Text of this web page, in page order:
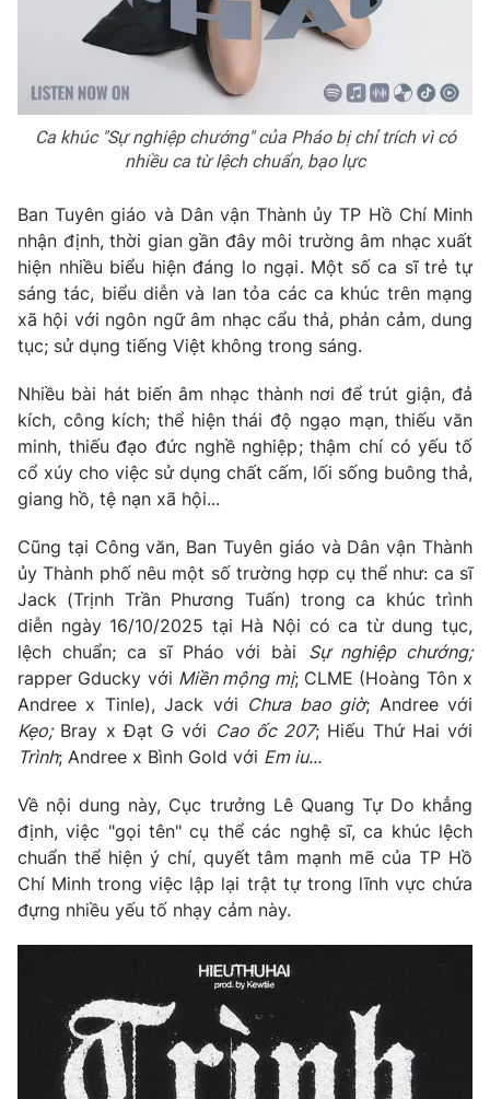
Ca khúc "Sự nghiệp chướng" của Pháo bị chỉ trích vì có
nhiều ca từ lệch chuẩn, bạo lực
Ban Tuyên giáo và Dân vận Thành ủy TP Hồ Chí Minh
nhận định, thời gian gần đây môi trường âm nhạc xuất
hiện nhiều biểu hiện đáng lo ngại. Một số ca sĩ trẻ tự
sáng tác, biểu diễn và lan tỏa các ca khúc trên mạng
xã hội với ngôn ngữ âm nhạc cẩu thả, phản cảm, dung
tục; sử dụng tiếng Việt không trong sáng.
Nhiều bài hát biến âm nhạc thành nơi để trút giận, đả
kích, công kích; thể hiện thái độ ngạo mạn, thiếu văn
minh, thiếu đạo đức nghề nghiệp; thậm chí có yếu tố
cổ xúy cho việc sử dụng chất cấm, lối sống buông thả,
giang hồ, tệ nạn xã hội...
Cũng tại Công văn, Ban Tuyên giáo và Dân vận Thành
ủy Thành phố nêu một số trường hợp cụ thể như: ca sĩ
Jack (Trịnh Trần Phương Tuấn) trong ca khúc trình
diễn ngày 16/10/2025 tại Hà Nội có ca từ dung tục,
lệch chuẩn; ca sĩ Pháo với bài Sự nghiệp chướng;
rapper Gducky với Miền mộng mị; CLME (Hoàng Tôn x
Andree x Tinle), Jack với Chưa bao giờ; Andree với
Kẹo;Bray x Đạt G với Cao ốc 207; Hiếu Thứ Hai với
Trình; Andree x Bình Gold với Em iu...
Về nội dung này, Cục trưởng Lê Quang Tự Do khẳng
định, việc "gọi tên" cụ thể các nghệ sĩ, ca khúc lệch
chuẩn thể hiện ý chí, quyết tâm mạnh mẽ của TP Hồ
Chí Minh trong việc lập lại trật tự trong lĩnh vực chứa
đựng nhiều yếu tố nhạy cảm này.